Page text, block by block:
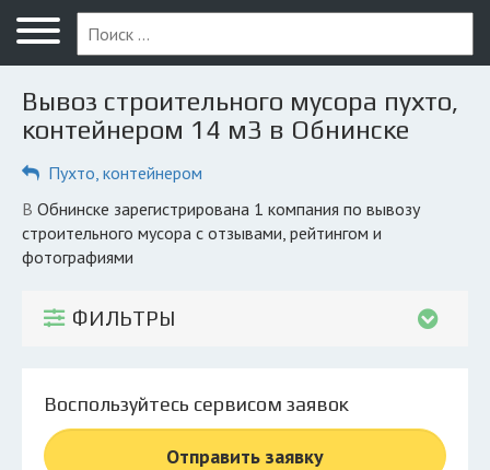
Меню
Главная
Вопрос юристу
Компании
КОМПАНИЯМ
© 2026 Все права защищены
Вывоз строительного мусора пухто,
контейнером 14 м3 в Обнинске
Пухто, контейнером
в Обнинске зарегистрирована 1 компания по вывозу
строительного мусора с отзывами, рейтингом и
фотографиями
ФИЛЬТРЫ
Воспользуйтесь сервисом заявок
Отправить заявку